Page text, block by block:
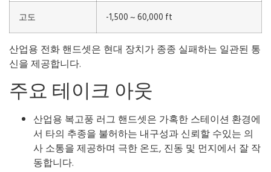
고도 -1,500 ~ 60,000 ft
산업용 전화 핸드셋은 현대 장치가 종종 실패하는 일관된 통
신을 제공합니다.
주요 테이크 아웃
산업용 복고풍 러그 핸드셋은 가혹한 스테이션 환경에
서 타의 추종을 불허하는 내구성과 신뢰할 수있는 의
사 소통을 제공하며 극한 온도, 진동 및 먼지에서 잘 작
동합니다.